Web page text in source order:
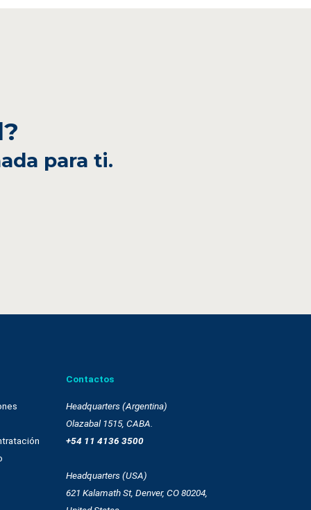
para ti.